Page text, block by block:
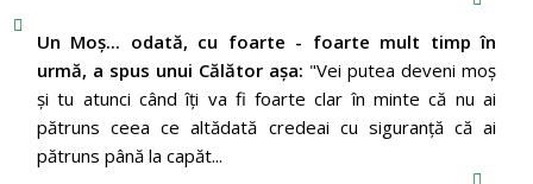
Un Moş... odată, cu foarte - foarte mult timp în
urmă, a spus unui Călător aşa: "Vei putea deveni moş
şi tu atunci când îţi va fi foarte clar în minte că nu ai
pătruns ceea ce altădată credeai cu siguranţă că ai
pătruns până la capăt...